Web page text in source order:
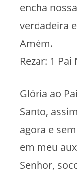
encha
verdadeira
Amém.
Rezar: 1
Glória ao
Santo,
agora e
em meu
Senhor,